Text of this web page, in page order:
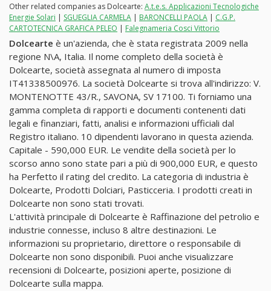
Other related companies as Dolcearte: A.t.e.s. Applicazioni Tecnologiche
Energie Solari | SGUEGLIA CARMELA | BARONCELLI PAOLA | C.G.P.
CARTOTECNICA GRAFICA PELEO | Falegnameria Cosci Vittorio
Dolcearte è un'azienda, che è stata registrata 2009 nella
regione N\A, Italia. Il nome completo della società è
Dolcearte, società assegnata al numero di imposta
IT41338500976. La società Dolcearte si trova all'indirizzo: V.
MONTENOTTE 43/R., SAVONA, SV 17100. Ti forniamo una
gamma completa di rapporti e documenti contenenti dati
legali e finanziari, fatti, analisi e informazioni ufficiali dal
Registro italiano. 10 dipendenti lavorano in questa azienda.
Capitale - 590,000 EUR. Le vendite della società per lo
scorso anno sono state pari a più di 900,000 EUR, e questo
ha Perfetto il rating del credito. La categoria di industria è
Dolcearte, Prodotti Dolciari, Pasticceria. I prodotti creati in
Dolcearte non sono stati trovati.
L'attività principale di Dolcearte è Raffinazione del petrolio e
industrie connesse, incluso 8 altre destinazioni. Le
informazioni su proprietario, direttore o responsabile di
Dolcearte non sono disponibili. Puoi anche visualizzare
recensioni di Dolcearte, posizioni aperte, posizione di
Dolcearte sulla mappa.